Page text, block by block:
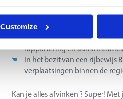
Customize
luistervermogen om noden
Initiatief nemen, sociaal
het eigen takenpakket.
Goede kennis van MS Office
rapportering en
In het bezit van een rijbewijs
verplaatsingen binnen de
Kan je alles afvinken ? Super!